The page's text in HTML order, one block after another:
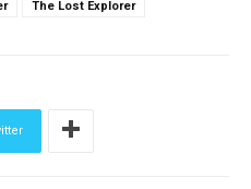
The Lost Explorer